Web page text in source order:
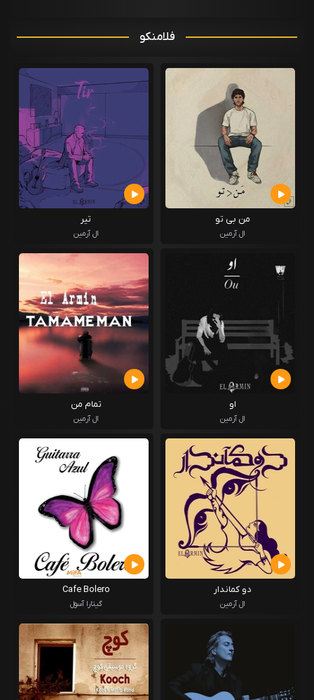
فلامنکو
من بی تو
ال آرمین
تیر
ال آرمین
او
ال آرمین
تمام من
ال آرمین
دو کماندار
ال آرمین
Cafe Bolero
گیتارا آسول